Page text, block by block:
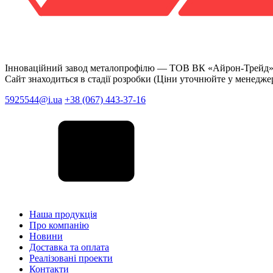
Інноваційний завод металопрофілю — ТОВ ВК «Айрон-Трейд»
Сайт знаходиться в стадії розробки (Ціни уточнюйте у
5925544@i.ua +38 (067) 443-37-16
Наша продукція
Про компанію
Новини
Доставка та оплата
Реалізовані проекти
Контакти